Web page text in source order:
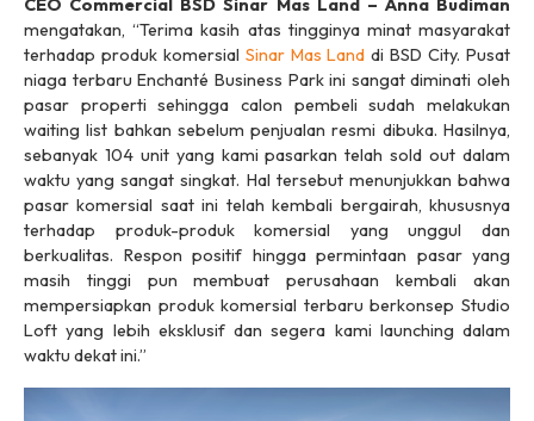
CEO Commercial BSD Sinar Mas Land – Anna Budiman
mengatakan, “Terima kasih atas tingginya minat masyarakat
terhadap produk komersial Sinar Mas Land di BSD City. Pusat
niaga terbaru Enchanté Business Park ini sangat diminati oleh
pasar properti sehingga calon pembeli sudah melakukan
waiting list bahkan sebelum penjualan resmi dibuka. Hasilnya,
sebanyak 104 unit yang kami pasarkan telahsold out dalam
waktu yang sangat singkat. Hal tersebut menunjukkan bahwa
pasar komersial saat ini telah kembali bergairah, khususnya
terhadap produk-produk komersial yang unggul dan
berkualitas. Respon positif hingga permintaan pasar yang
masih tinggi pun membuat perusahaan kembali akan
mempersiapkan produk komersial terbaru berkonsep Studio
Loft yang lebih eksklusif dan segera kami launching dalam
waktu dekat ini.”